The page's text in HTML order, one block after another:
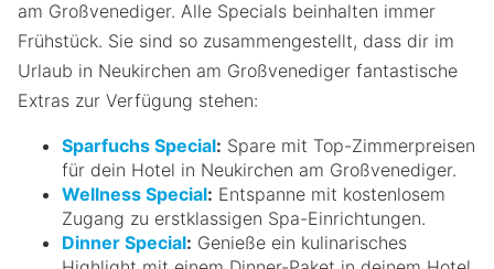
am Großvenediger. Alle Specials beinhalten immer
Frühstück. Sie sind so zusammengestellt, dass dir im
Urlaub in Neukirchen am Großvenediger fantastische
Extras zur Verfügung stehen:
Sparfuchs Special: Spare mit Top-Zimmerpreisen
für dein Hotel in Neukirchen am Großvenediger.
Wellness Special: Entspanne mit kostenlosem
Zugang zu erstklassigen Spa-Einrichtungen.
Dinner Special: Genieße ein kulinarisches